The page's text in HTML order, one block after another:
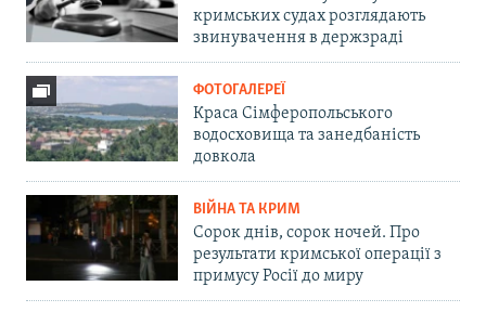
кримських судах розглядають
звинувачення в держзраді
ФОТОГАЛЕРЕЇ
Краса Сімферопольського
водосховища та занедбаність
довкола
ВІЙНА ТА КРИМ
Сорок днів, сорок ночей. Про
результати кримської операції з
примусу Росії до миру